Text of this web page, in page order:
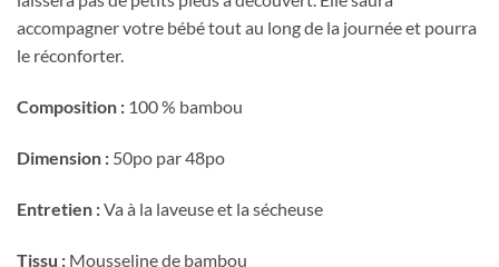
accompagner votre bébé tout au long de la journée et pourra
le réconforter.
Composition : 100 % bambou
Dimension : 50po par 48po
Entretien :Va à la laveuse et la sécheuse
Tissu : Mousseline de bambou